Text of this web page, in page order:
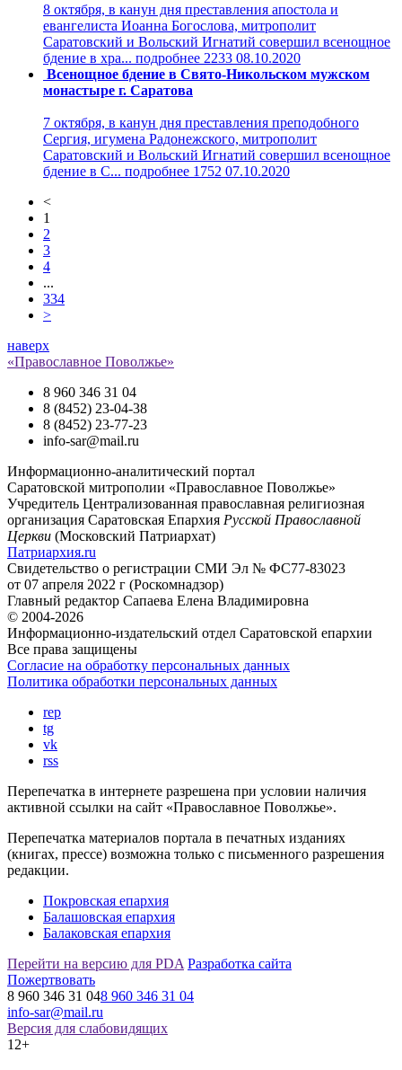
8 октября, в канун дня преставления апостола и
евангелиста Иоанна Богослова, митрополит
Саратовский и Вольский Игнатий совершил всенощное
бдение в хра... подробнее 2233 08.10.2020
Всенощное бдение в Свято-Никольском мужском
монастыре г. Саратова
7 октября, в канун дня преставления преподобного
Сергия, игумена Радонежского, митрополит
Саратовский и Вольский Игнатий совершил всенощное
бдение в С... подробнее 1752 07.10.2020
<
1
2
3
4
...
334
>
наверх
«Православное Поволжье»
8 960 346 31 04
8 (8452) 23-04-38
8 (8452) 23-77-23
info-sar@mail.ru
Информационно-аналитический портал
Саратовской митрополии «Православное Поволжье»
Учредитель Централизованная православная религиозная
организация Саратовская Епархия Русской Православной
Церкви (Московский Патриархат)
Патриархия.ru
Свидетельство о регистрации СМИ Эл № ФС77-83023
от 07 апреля 2022 г (Роскомнадзор)
Главный редактор Сапаева Елена Владимировна
© 2004-2026
Информационно-издательский отдел Саратовской епархии
Все права защищены
Согласие на обработку персональных данных
Политика обработки персональных данных
rep
tg
vk
rss
Перепечатка в интернете разрешена при условии наличия
активной ссылки на сайт «Православное Поволжье».
Перепечатка материалов портала в печатных изданиях
(книгах, прессе) возможна только с письменного разрешения
редакции.
Покровская епархия
Балашовская епархия
Балаковская епархия
Перейти на версию для PDA Разработка сайта
Пожертвовать
8 960 346 31 048 960 346 31 04
info-sar@mail.ru
Версия для слабовидящих
12+